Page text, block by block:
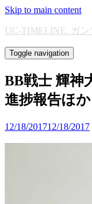
Skip to main content
UC-TIMELINE. ガン
Toggle navigation
BB戦士 輝神
進捗報告ほか
12/18/201712/18/2017